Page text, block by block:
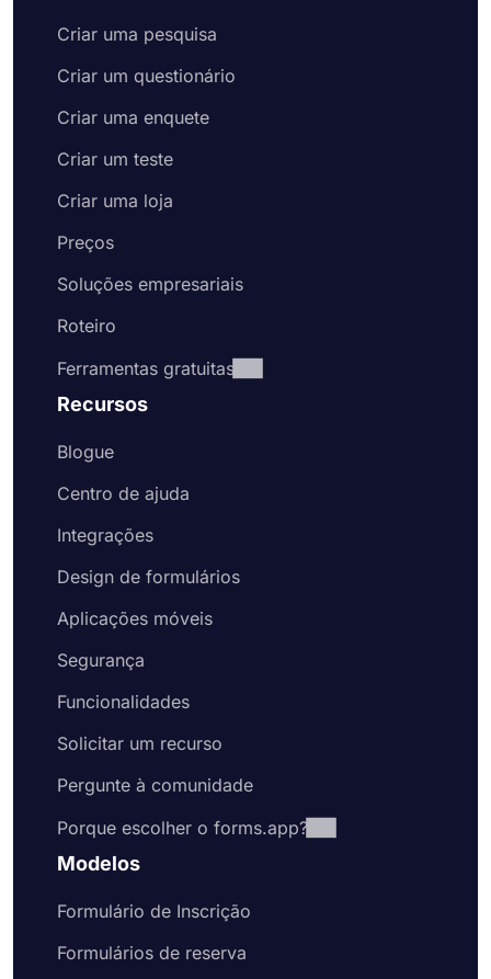
Criar uma pesquisa
Criar um questionário
Criar uma enquete
Criar um teste
Criar uma loja
Preços
Soluções empresariais
Roteiro
Ferramentas gratuitas
Recursos
Blogue
Centro de ajuda
Integrações
Design de formulários
Aplicações móveis
Segurança
Funcionalidades
Solicitar um recurso
Pergunte à comunidade
Porque escolher o forms.app?
Modelos
Formulário de Inscrição
Formulários de reserva